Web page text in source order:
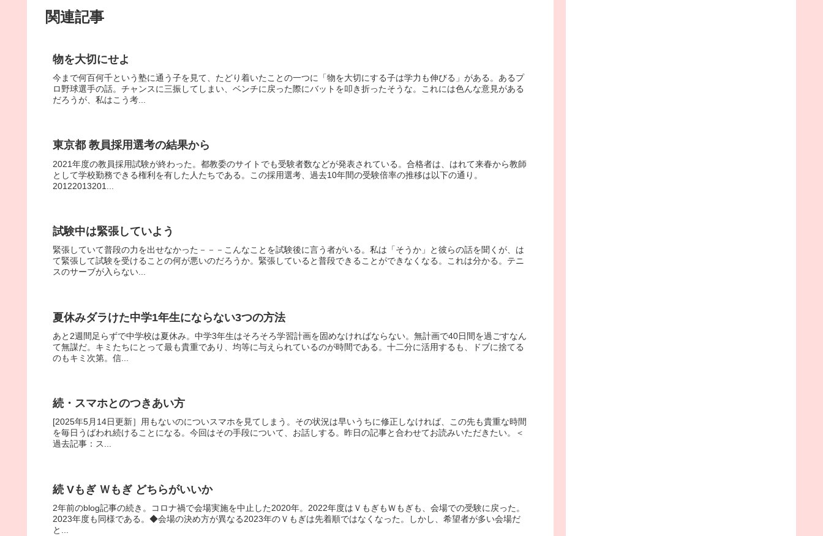
関連記事
物を大切にせよ
今まで何百何千という塾に通う子を見て、たどり着いたことの一つに「物を大切にする子は学力も伸びる」がある。あるプ
ロ野球選手の話。チャンスに三振してしまい、ベンチに戻った際にバットを叩き折ったそうな。これには色んな意見がある
だろうが、私はこう考...
東京都 教員採用選考の結果から
2021年度の教員採用試験が終わった。都教委のサイトでも受験者数などが発表されている。合格者は、はれて来春から教師
として学校勤務できる権利を有した人たちである。この採用選考、過去10年間の受験倍率の推移は以下の通り。
20122013201...
試験中は緊張していよう
緊張していて普段の力を出せなかった－－－こんなことを試験後に言う者がいる。私は「そうか」と彼らの話を聞くが、は
て緊張して試験を受けることの何が悪いのだろうか。緊張していると普段できることができなくなる。これは分かる。テニ
スのサーブが入らない...
夏休みダラけた中学1年生にならない3つの方法
あと2週間足らずで中学校は夏休み。中学3年生はそろそろ学習計画を固めなければならない。無計画で40日間を過ごすなん
て無謀だ。キミたちにとって最も貴重であり、均等に与えられているのが時間である。十二分に活用するも、ドブに捨てる
のもキミ次第。信...
続・スマホとのつきあい方
[2025年5月14日更新］用もないのについスマホを見てしまう。その状況は早いうちに修正しなければ、この先も貴重な時間
を毎日うばわれ続けることになる。今回はその手段について、お話しする。昨日の記事と合わせてお読みいただきたい。＜
過去記事：ス...
続 Vもぎ Ｗもぎ どちらがいいか
2年前のblog記事の続き。コロナ禍で会場実施を中止した2020年。2022年度はＶもぎもＷもぎも、会場での受験に戻った。
2023年度も同様である。◆会場の決め方が異なる2023年のＶもぎは先着順ではなくなった。しかし、希望者が多い会場だ
と...